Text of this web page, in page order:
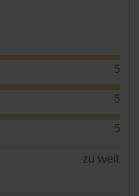
5
5
5
zu weit